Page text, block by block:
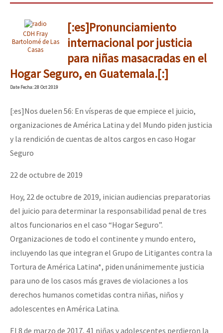
CDH Fray
Bartolomé de Las
Casas
[:es]Pronunciamiento
internacional por justicia
para niñas masacradas en el
Hogar Seguro, en Guatemala.[:]
DateFecha: 28 Oct 2019
[:es]Nos duelen 56: En vísperas de que empiece el juicio,
organizaciones de América Latina y del Mundo piden justicia
y la rendición de cuentas de altos cargos en caso Hogar
Seguro
22 de octubre de 2019
Hoy, 22 de octubre de 2019, inician audiencias preparatorias
del juicio para determinar la responsabilidad penal de tres
altos funcionarios en el caso “Hogar Seguro”.
Organizaciones de todo el continente y mundo entero,
incluyendo las que integran el Grupo de Litigantes contra la
Tortura de América Latina*, piden unánimemente justicia
para uno de los casos más graves de violaciones a los
derechos humanos cometidas contra niñas, niños y
adolescentes en América Latina.
El 8 de marzo de 2017, 41 niñas y adolescentes perdieron la